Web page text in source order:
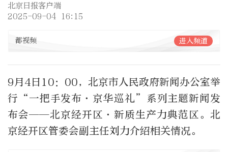
北京日报客户端
2025-09-04 16:15
都视频 进入频道
9月4日10：00，北京市人民政府新闻办公室举
行“一把手发布·京华巡礼”系列主题新闻发
布会——北京经开区·新质生产力典范区。北
京经开区管委会副主任刘力介绍相关情况。